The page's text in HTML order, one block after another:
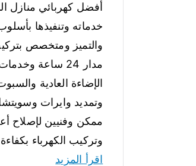
أفضل كهربائي منازل
خدماته وتنفيذها
والتميز ومتخصص
مدار 24 ساعة
الإضاءة العادية
وتمديد وايرات
ممكن وفنيين لإصلاح
وتركيب الكهرباء
اقرأ المزيد